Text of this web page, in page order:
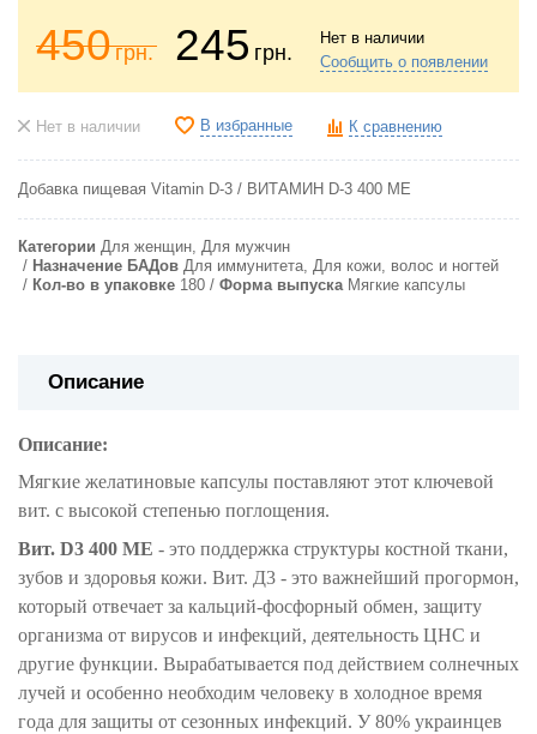
450грн. 245 грн.
Нет в наличии
Сообщить о появлении
Нет в наличии В избранные К сравнению
Добавка пищевая Vitamin D-3 / ВИТАМИН D-3 400 МЕ
Категории Для женщин, Для мужчин
Назначение БАДов Для иммунитета, Для кожи, волос и ногтей
Кол-во в упаковке 180 Форма выпуска Мягкие капсулы
Описание
Описание:
Мягкие желатиновые капсулы поставляют этот ключевой
вит. с высокой степенью поглощения.
Вит. D3 400 МЕ - это поддержка структуры костной ткани,
зубов и здоровья кожи. Вит. Д3 - это важнейший прогормон,
который отвечает за кальций-фосфорный обмен, защиту
организма от вирусов и инфекций, деятельность ЦНС и
другие функции. Вырабатывается под действием солнечных
лучей и особенно необходим человеку в холодное время
года для защиты от сезонных инфекций. У 80% украинцев